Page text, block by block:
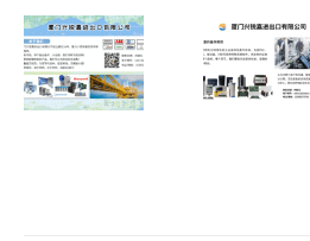
现货供应 GE
IS420UCSCS2A
双核安全控制模
块｜价格优惠｜